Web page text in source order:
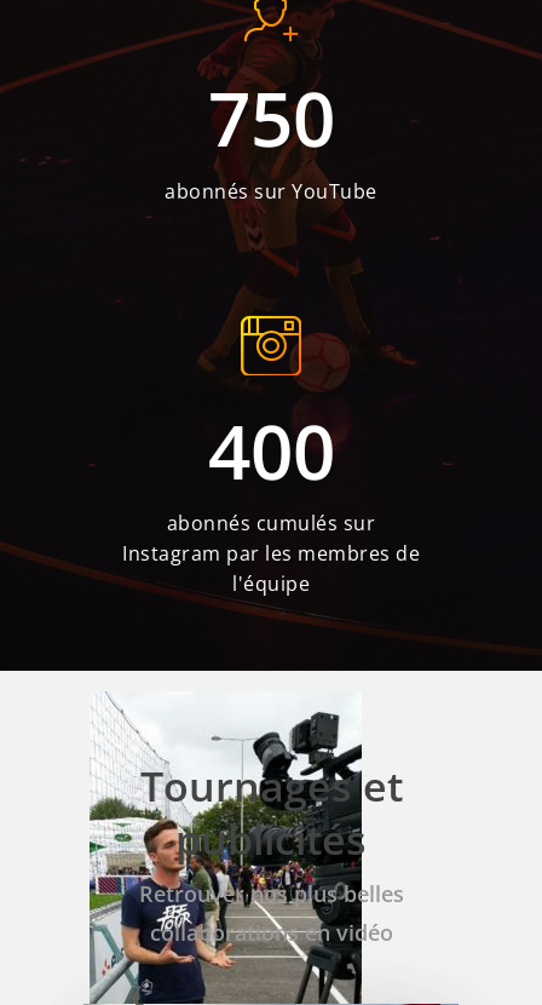
750
abonnés sur YouTube
400
abonnés cumulés sur
Instagram par les membres de
l'équipe
Tournages et
publicités
Retrouver nos plus belles
collaborations en vidéo